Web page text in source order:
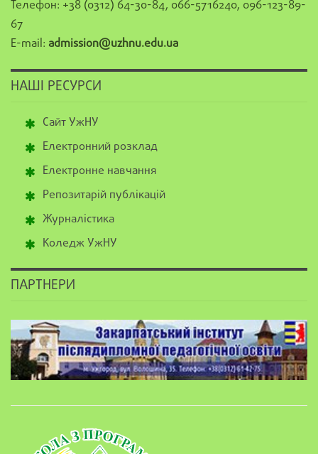
Телефон: +38 (0312) 64-30-84, 066-5716240, 096-123-89-
67
E-mail: admission@uzhnu.edu.ua
НАШІ РЕСУРСИ
Сайт УжНУ
Електронний розклад
Електронне навчання
Репозитарій публікацій
Журналістика
Коледж УжНУ
ПАРТНЕРИ